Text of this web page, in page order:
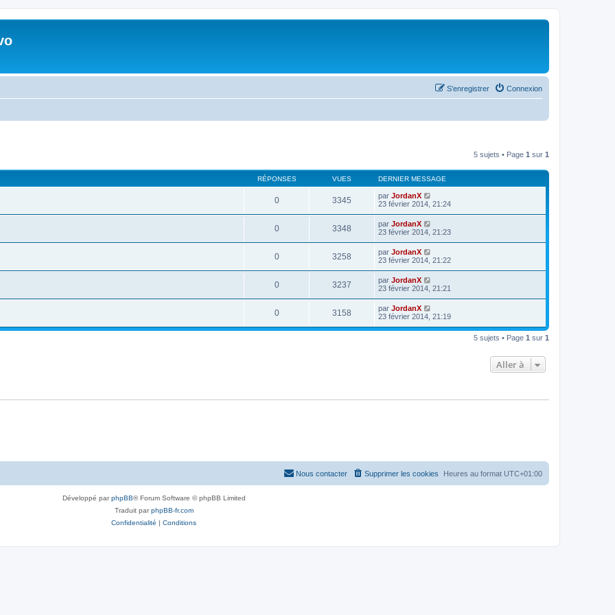
Connexion
S’enregistrer
5 sujets • Page 1 sur 1
RÉPONSES VUES DERNIER MESSAGE
0 3345 par JordanX
23 février 2014, 21:24
0 3348 par JordanX
23 février 2014, 21:23
0 3258 par JordanX
23 février 2014, 21:22
0 3237 par JordanX
23 février 2014, 21:21
0 3158 par JordanX
23 février 2014, 21:19
5 sujets • Page 1 sur 1
Aller à
Heures au format UTC+01:00
Supprimer les cookies
Nous contacter
Développé parphpBB® Forum Software © phpBB Limited
Traduit parphpBB-fr.com
Confidentialité | Conditions